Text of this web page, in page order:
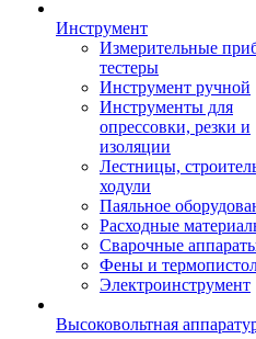
Инструмент
Измерительные
тестеры
Инструмент ручной
Инструменты для
опрессовки, резки и
изоляции
Лестницы,
ходули
Паяльное
Расходные
Сварочные
Фены и
Электроинструмент
Высоковольтная